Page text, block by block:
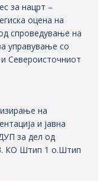
за нацрт –
оцена на
спроведување на
управување со
Североисточниот
на
и јавна
за дел од
КО Штип 1 о.Штип